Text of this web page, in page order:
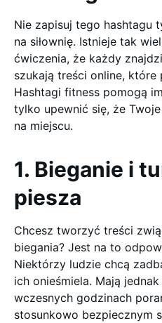
Nie zapisuj tego hashtagu
na siłownię. Istnieje tak
ćwiczenia, że każdy
szukają treści online,
Hashtagi fitness pomogą
tylko upewnić się, że
na miejscu.
1. Bieganie i
piesza
Chcesz tworzyć treści
biegania? Jest na to
Niektórzy ludzie chcą
ich onieśmiela. Mają
wczesnych godzinach
stosunkowo bezpiecznym